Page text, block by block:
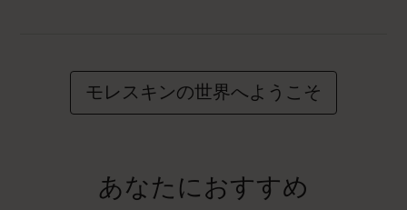
モレスキンの世界へようこそ
あなたにおすすめ